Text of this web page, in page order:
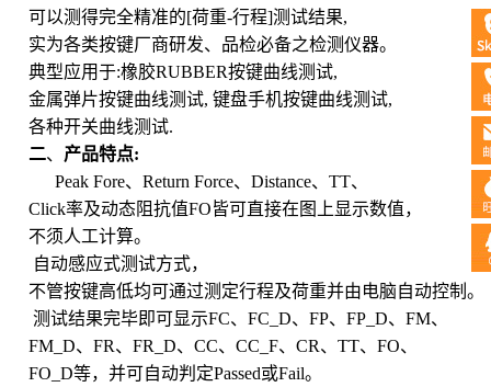
可以测得完全精准的[荷重-行程]测试结果,
实为各类按键厂商研发、品检必备之检测仪器。
典型应用于:橡胶RUBBER按键曲线测试,
金属弹片按键曲线测试,键盘手机按键曲线测试,
各种开关曲线测试.
二、 产品特点:
Peak Fore、Return Force、Distance、TT、
Click率及动态阻抗值FO皆可直接在图上显示数值，
不须人工计算。
自动感应式测试方式，
不管按键高低均可通过测定行程及荷重并由电脑自动控制。
测试结果完毕即可显示FC、FC_D、FP、FP_D、FM、
FM_D、FR、FR_D、CC、CC_F、CR、TT、FO、
FO_D等，并可自动判定Passed或Fail。